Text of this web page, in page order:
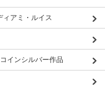
ィアミ・ルイス
インシルバー作品